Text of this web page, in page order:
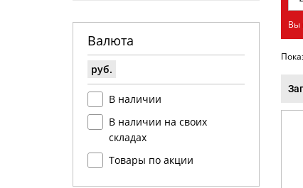
Валюта
руб.
В наличии
В наличии на своих
складах
Товары по акции
Вы